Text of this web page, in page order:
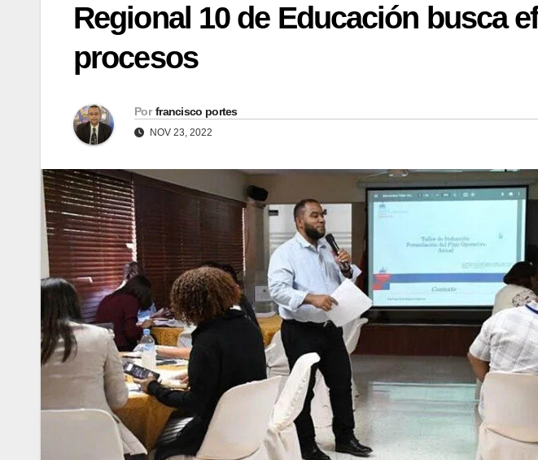
Regional 10 de Educación busca
procesos
Por francisco portes
NOV 23, 2022